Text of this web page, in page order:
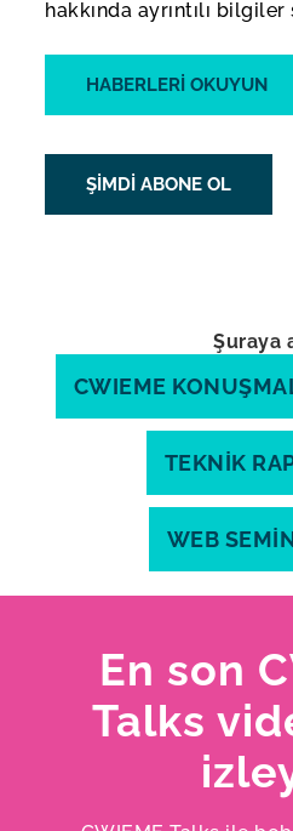
hakkında ayrıntılı bilgiler
HABERLERİ OKUYUN
ŞİMDİ ABONE OL
Şuraya
CWIEME
TEKNIK
WEB
En son
Talks